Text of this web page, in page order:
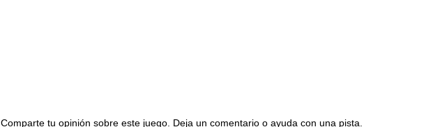
Comparte tu opinión sobre este juego. Deja un comentario o ayuda con una pista.